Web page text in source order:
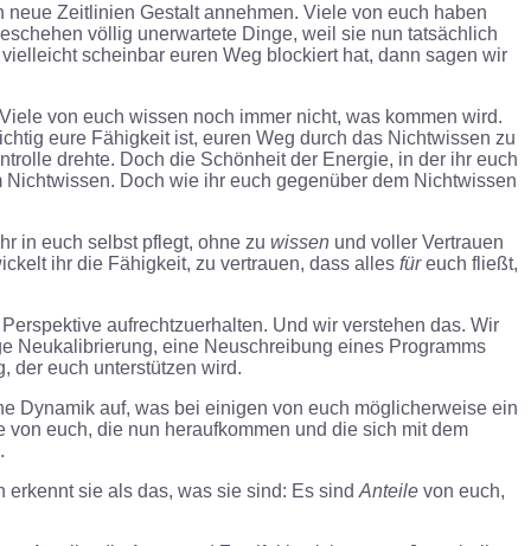
Zeitlinien Gestalt annehmen. Viele von euch haben
völlig unerwartete Dinge, weil sie nun tatsächlich
scheinbar euren Weg blockiert hat, dann sagen wir
von euch wissen noch immer nicht, was kommen wird.
eure Fähigkeit ist, euren Weg durch das Nichtwissen zu
drehte. Doch die Schönheit der Energie, in der ihr euch
Doch wie ihr euch gegenüber dem Nichtwissen
in euch selbst pflegt, ohne zu wissen und voller Vertrauen
ihr die Fähigkeit, zu vertrauen, dass alles füreuch fließt,
aufrechtzuerhalten. Und wir verstehen das. Wir
Neukalibrierung, eine Neuschreibung eines Programms
der euch unterstützen wird.
Dynamik auf, was bei einigen von euch möglicherweise ein
von euch, die nun heraufkommen und die sich mit dem
sie als das, was sie sind: Es sind Anteile von euch,